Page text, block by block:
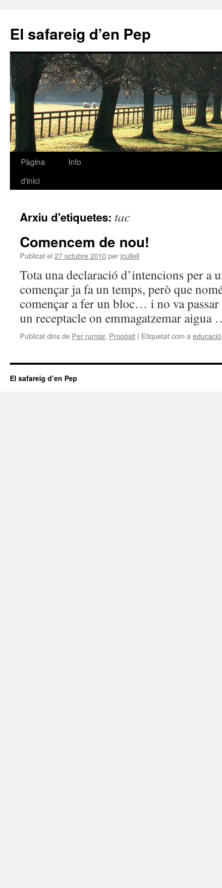
El safareig d’en Pep
Vés
Pàgina
d'inici
Info
Arxiu d'etiquetes: tac
Comencem de nou!
Publicat el 27 octubre 2010per jcullell
Tota una declaració d’intencions per a
començar ja fa un temps, però que
començar a fer un bloc… i no va passar
un receptacle on emmagatzemar
Publicat dins de Per rumiar, Propòsit | Etiquetat com a educació
El safareig d’en Pep